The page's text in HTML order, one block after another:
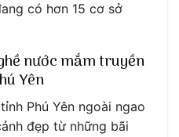
có hơn 15 cơ sở
nước mắm truyền
Yên
Phú Yên ngoài ngao
đẹp từ những bãi